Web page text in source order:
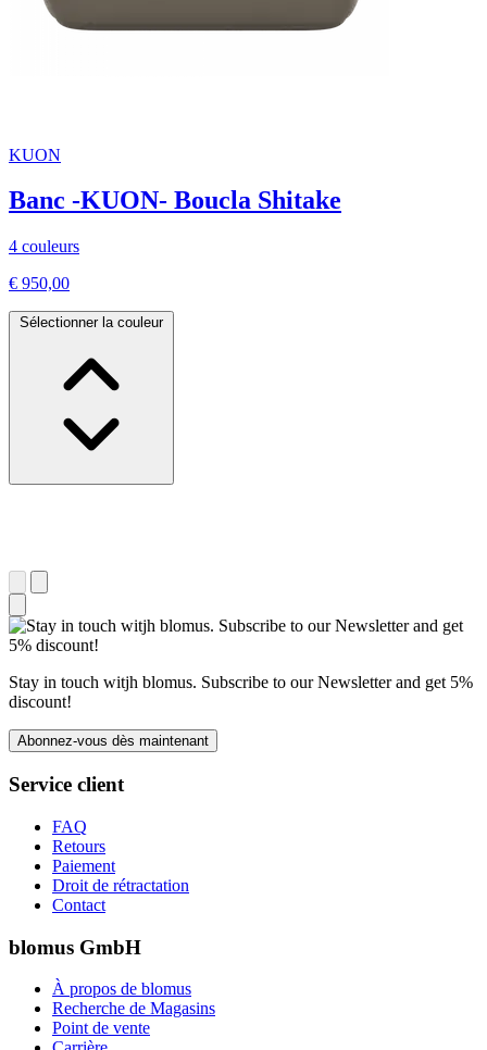
KUON
Banc -KUON- Boucla Shitake
4 couleurs
€ 950,00
Sélectionner la couleur
Stay in touch witjh blomus. Subscribe to our Newsletter and get 5%
discount!
Abonnez-vous dès maintenant
Service client
FAQ
Retours
Paiement
Droit de rétractation
Contact
blomus GmbH
À propos de blomus
Recherche de Magasins
Point de vente